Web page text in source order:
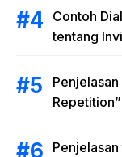
Contoh
tentang